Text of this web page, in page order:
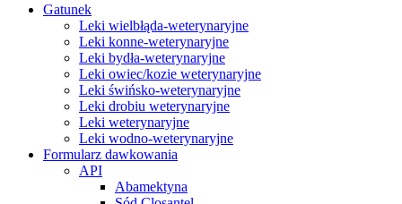
Gatunek
Leki wielbłąda-weterynaryjne
Leki konne-weterynaryjne
Leki bydła-weterynaryjne
Leki owiec/kozie weterynaryjne
Leki świńsko-weterynaryjne
Leki drobiu weterynaryjne
Leki weterynaryjne
Leki wodno-weterynaryjne
Formularz dawkowania
API
Abamektyna